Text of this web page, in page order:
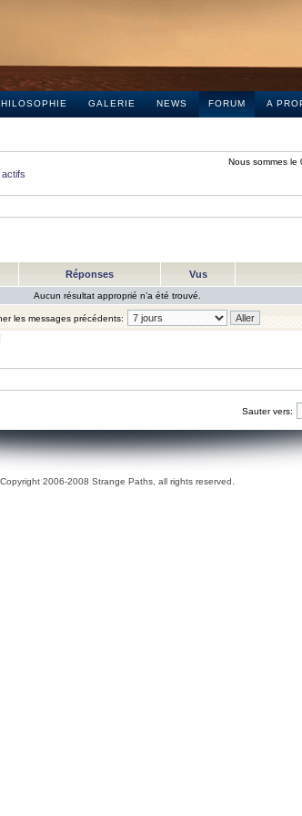
GALERIE NEWS FORUM A
Nous sommes le
Réponses Vus
Aucun résultat approprié n’a été trouvé.
les messages précédents:
Sauter vers:
Copyright 2006-2008 Strange Paths, all rights reserved.